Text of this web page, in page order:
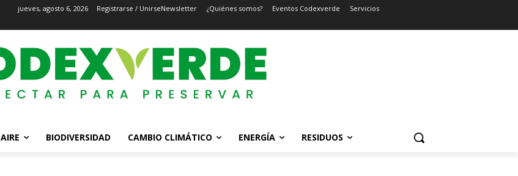
jueves, agosto 6, 2026 Registrarse / UnirseNewsletter ¿Quiénes somos? Eventos Codexverde Servicios
AIRE BIODIVERSIDAD CAMBIO CLIMÁTICO ENERGÍA RESIDUOS